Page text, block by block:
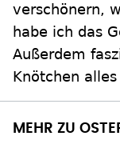
verschönern,
habe ich das
Außerdem
Knötchen
MEHR ZU